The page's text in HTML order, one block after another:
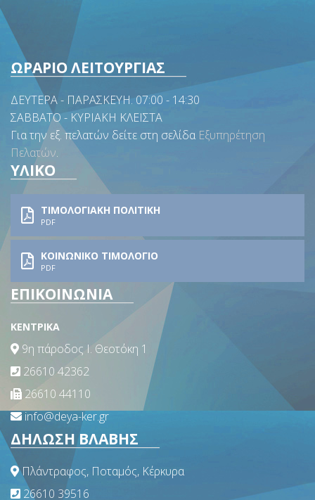
ΩΡΑΡΙΟ ΛΕΙΤΟΥΡΓΙΑΣ
ΔΕΥΤΕΡΑ - ΠΑΡΑΣΚΕΥΗ. 07:00 - 14:30
ΣΑΒΒΑΤΟ - ΚΥΡΙΑΚΗ ΚΛΕΙΣΤΑ
Για την εξ. πελατών δείτε στη σελίδα Εξυπηρέτηση
Πελατών.
ΥΛΙΚΟ
ΤΙΜΟΛΟΓΙΑΚΗ ΠΟΛΙΤΙΚΗ
PDF
ΚΟΙΝΩΝΙΚΟ ΤΙΜΟΛΟΓΙΟ
PDF
ΕΠΙΚΟΙΝΩΝΙΑ
ΚΕΝΤΡΙΚΑ
9η πάροδος Ι. Θεοτόκη 1
26610 42362
26610 44110
info@deya-ker.gr
ΔΗΛΩΣΗ ΒΛΑΒΗΣ
Πλάντραφος, Ποταμός, Κέρκυρα
26610 39516